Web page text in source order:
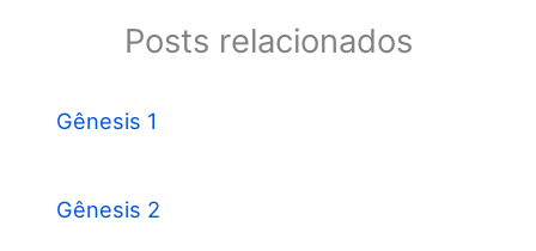
Posts relacionados
Gênesis 1
Gênesis 2